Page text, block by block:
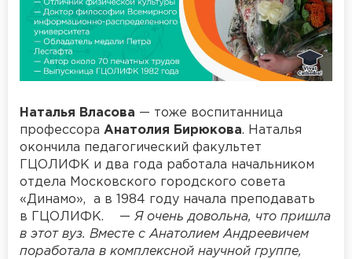
Наталья Власова — тоже воспитанница
профессора Анатолия Бирюкова. Наталья
окончила педагогический факультет
ГЦОЛИФК и два года работала начальником
отдела Московского городского совета
«Динамо», а в 1984 году начала преподавать
в ГЦОЛИФК. — Я очень довольна, что пришла
в этот вуз. Вместе с Анатолием Андреевичем
поработала в комплексной научной группе,